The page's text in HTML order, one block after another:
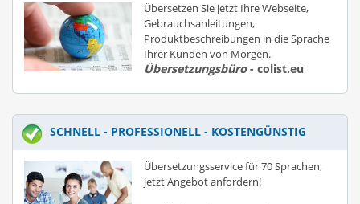
Übersetzen Sie jetzt Ihre Webseite,
Gebrauchsanleitungen,
Produktbeschreibungen in die Sprache
Ihrer Kunden von Morgen.
Übersetzungsbüro- colist.eu
SCHNELL - PROFESSIONELL - KOSTENGÜNSTIG
Übersetzungsservice für 70 Sprachen,
jetzt Angebot anfordern!